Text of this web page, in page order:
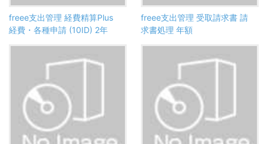
freee支出管理 経費精算Plus
経費・各種申請 (10ID) 2年
freee支出管理 受取請求書 請
求書処理 年額